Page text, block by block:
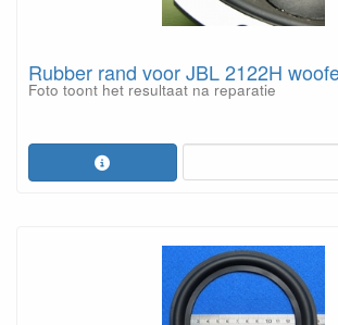
Rubber rand voor JBL 2122H
Foto toont het resultaat na reparatie